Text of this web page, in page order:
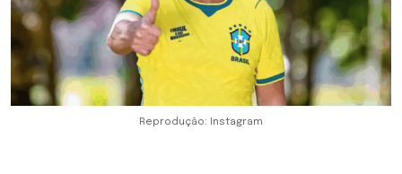
Reprodução: Instagram